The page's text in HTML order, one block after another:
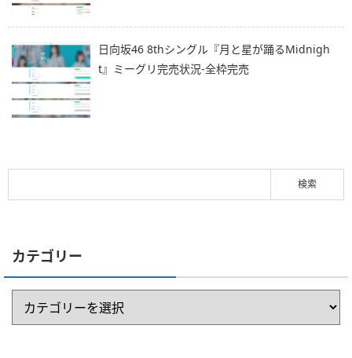
日向坂46 8thシングル『月と星が踊るMidnigh
t』ミーグリ完売状況-全枠完売
カテゴリー